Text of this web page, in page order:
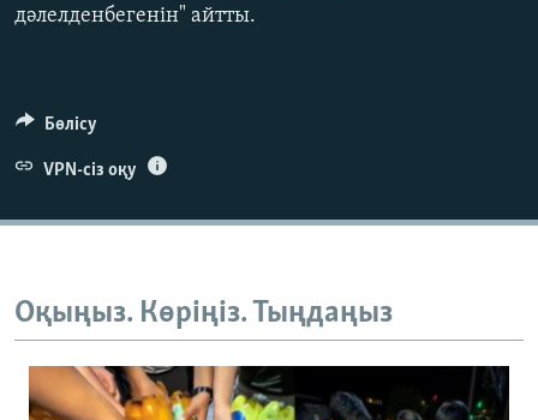
дәлелденбегенін" айтты.
Бөлісу
VPN-сіз оқу
Оқыңыз. Көріңіз. Тыңдаңыз